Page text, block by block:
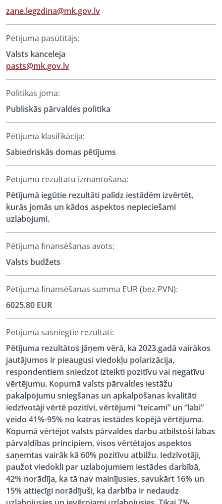
zane.legzdina@mk.gov.lv
Pētījuma pasūtītājs:
Valsts kanceleja
pasts@mk.gov.lv
Politikas joma:
Publiskās pārvaldes politika
Pētījuma klasifikācija:
Sabiedriskās domas pētījums
Pētījumu rezultātu izmantošana:
Pētījumā iegūtie rezultāti palīdz iestādēm izvērtēt,
kurās jomās un kādos aspektos nepieciešami
uzlabojumi.
Pētījuma finansēšanas avots:
Valsts budžets
Pētījuma finansēšanas summa EUR (bez PVN):
6025.80 EUR
Pētījuma sasniegtie rezultāti:
Pētījuma rezultātos jāņem vērā, ka 2023.gadā vairākos
jautājumos ir pieaugusi viedokļu polarizācija,
respondentiem sniedzot izteikti pozitīvu vai negatīvu
vērtējumu. Kopumā valsts pārvaldes iestāžu
pakalpojumu sniegšanas un apkalpošanas kvalitāti
iedzīvotāji vērtē pozitīvi, vērtējumi “teicami” un “labi”
veido 41%-95% no katras iestādes kopējā vērtējuma.
Kopumā vērtējot valsts pārvaldes darbu atbilstoši labas
pārvaldības principiem, visos vērtētajos aspektos
saņemtas vairāk kā 60% pozitīvu atbilžu. Iedzīvotāji,
paužot viedokli par uzlabojumiem iestādes darbībā,
42% norādīja, ka tā nav mainījusies, savukārt 16% un
15% attiecīgi norādījuši, ka darbība ir nedaudz